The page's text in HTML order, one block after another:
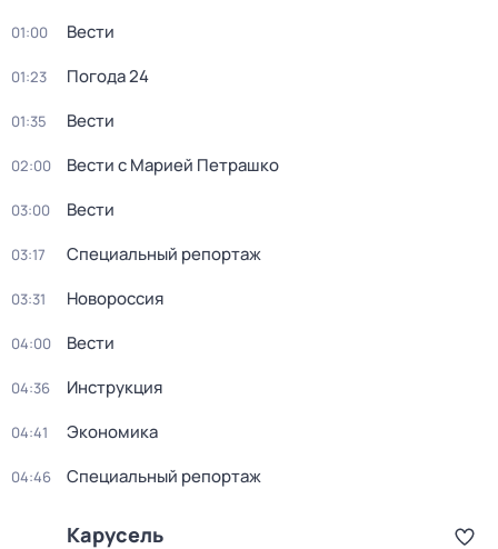
01:00 Вести
01:23 Погода 24
01:35 Вести
02:00 Вести с Марией Петрашко
03:00 Вести
03:17 Специальный репортаж
03:31 Новороссия
04:00 Вести
04:36 Инструкция
04:41 Экономика
04:46 Специальный репортаж
Карусель